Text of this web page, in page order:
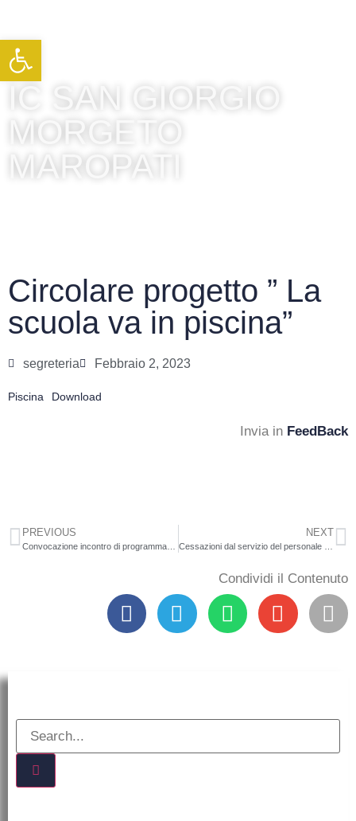
IC SAN GIORGIO
MORGETO
MAROPATI
Circolare progetto ” La
scuola va in piscina”
segreteria Febbraio 2, 2023
Piscina Download
Invia in FeedBack
PREVIOUS NEXT
Condividi il Contenuto
Apri la barra degli strumenti